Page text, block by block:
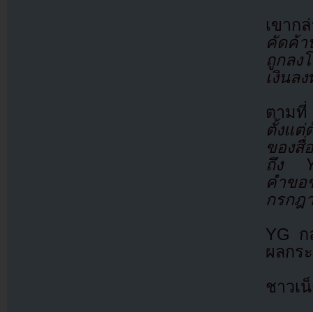
เข
คัดค้า
ถูกลง
เงินล
ตาม
ตั้งแต่
ของสื่
ถึง
คำขอ
กรกฎ
YG ก
ผลกร
ชาวเ